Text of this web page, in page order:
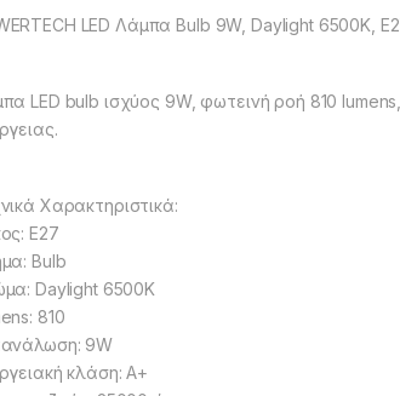
LED Λάμπα Bulb 9W, Daylight 6500K,
LED bulb ισχύος 9W, φωτεινή ροή 810
Χαρακτηριστικά:
E27
Bulb
Daylight 6500K
810
9W
κλάση: Α+